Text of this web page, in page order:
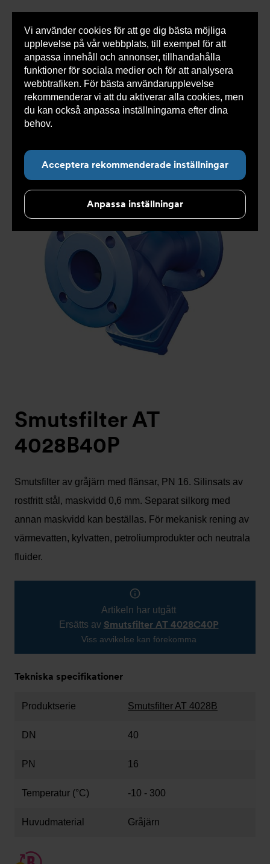
Vi använder cookies för att ge dig bästa möjliga
upplevelse på vår webbplats, till exempel för att
anpassa innehåll och annonser, tillhandahålla
funktioner för sociala medier och för att analysera
webbtrafiken. För bästa användarupplevelse
rekommenderar vi att du aktiverar alla cookies, men
du kan också anpassa inställningarna efter dina
behov.
Acceptera rekommenderade inställningar
Anpassa inställningar
0 varorSnabborder
Du
här:
Armatec > Produkter > Luft- och partikelavskiljare
Smutsfilter
> Flänsad anslutning >
Smutsfilter AT
4028B
> Smutsfilter AT 4028B40P
Smutsfilter AT
4028B40P
Smutsfilter av gråjärn med flänsar, PN 16. Silinsats av
rostfritt stål, maskvidd 0,6 mm. Separat silkorg med
annan maskvidd kan beställas. För mekanisk rening av
värmevatten, kylvatten, petroliumprodukter och neutrala
fluider.
Artikeln har utgått
Ersätts av Smutsfilter AT 4028C40P
Viss avvikelse kan förekomma
Tekniska specifikationer
Produktserie Smutsfilter AT 4028B
DN 40
PN 16
Temperatur (°C) -10 - 300
Huvudmaterial Gråjärn